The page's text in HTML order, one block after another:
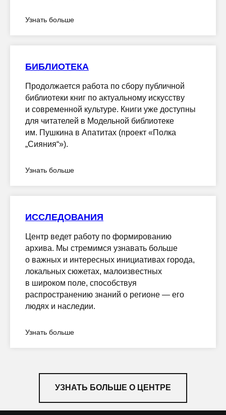
Узнать больше
БИБЛИОТЕКА
Продолжается работа по сбору публичной
библиотеки книг по актуальному искусству
и современной культуре. Книги уже доступны
для читателей в Модельной библиотеке
им. Пушкина в Апатитах (проект «Полка
„Сияния“»).
Узнать больше
ИССЛЕДОВАНИЯ
Центр ведет работу по формированию
архива. Мы стремимся узнавать больше
о важных и интересных инициативах города,
локальных сюжетах, малоизвестных
в широком поле, способствуя
распространению знаний о регионе — его
людях и наследии.
Узнать больше
УЗНАТЬ БОЛЬШЕ О ЦЕНТРЕ